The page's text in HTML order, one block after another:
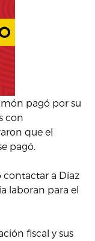
pagó por su
con
que el
pagó.
contactar a Díaz
laboran para el
fiscal y sus